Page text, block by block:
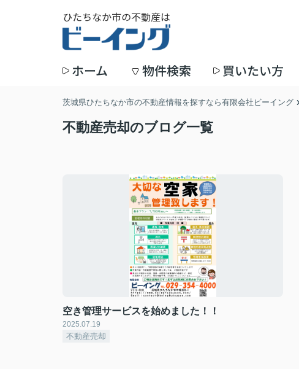
ホーム 物件検索 買いたい方
茨城県ひたちなか市の不動産情報を探すなら有限会社ビーイング
不動産売却のブログ一覧
空き管理サービスを始めました！！
2025.07.19
不動産売却